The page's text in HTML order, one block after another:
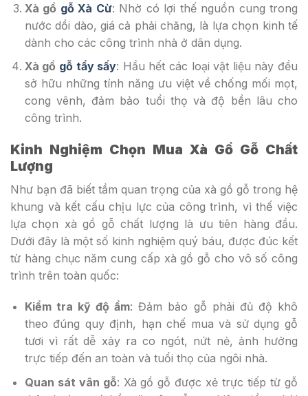
Xà gồ gỗ Xà Cừ: Nhờ có lợi thế nguồn cung trong
nước dồi dào, giá cả phải chăng, là lựa chọn kinh tế
dành cho các công trình nhà ở dân dụng.
Xà gồ gỗ tẩy sấy: Hầu hết các loại vật liệu này đều
sở hữu những tính năng ưu việt về chống mối mọt,
cong vênh, đảm bảo tuổi thọ và độ bền lâu cho
công trình.
Kinh Nghiệm Chọn Mua Xà Gồ Gỗ Chất
Lượng
Như bạn đã biết tầm quan trọng của xà gồ gỗ trong hệ
khung và kết cấu chịu lực của công trình, vì thế việc
lựa chọn xà gồ gỗ chất lượng là ưu tiên hàng đầu.
Dưới đây là một số kinh nghiệm quý báu, được đúc kết
từ hàng chục năm cung cấp xà gồ gỗ cho vô số công
trình trên toàn quốc:
Kiểm tra kỹ độ ẩm: Đảm bảo gỗ phải đủ độ khô
theo đúng quy định, hạn chế mua và sử dụng gỗ
tươi vì rất dễ xảy ra co ngót, nứt nẻ, ảnh hưởng
trực tiếp đến an toàn và tuổi thọ của ngôi nhà.
Quan sát vân gỗ: Xà gồ gỗ được xẻ trực tiếp từ gỗ